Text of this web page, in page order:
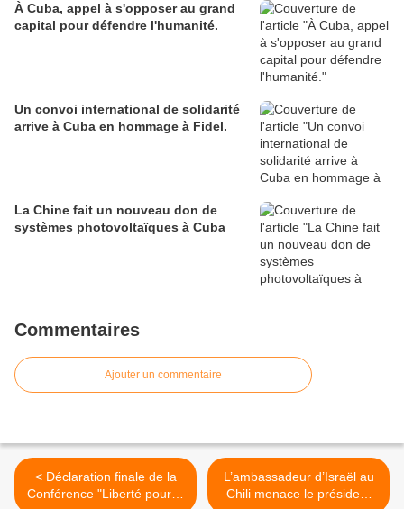
À Cuba, appel à s'opposer au grand
capital pour défendre l'humanité.
Un convoi international de solidarité
arrive à Cuba en hommage à Fidel.
La Chine fait un nouveau don de
systèmes photovoltaïques à Cuba
Commentaires
Ajouter un commentaire
< Déclaration finale de la
Conférence "Liberté pour la
L’ambassadeur d’Israël au
Chili menace le président